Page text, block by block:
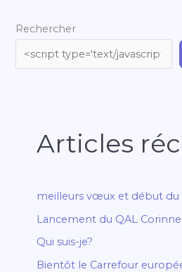
Rechercher
Articles
meilleurs vœux et début du
Lancement du QAL Corinne
Qui suis-je?
Bientôt le Carrefour